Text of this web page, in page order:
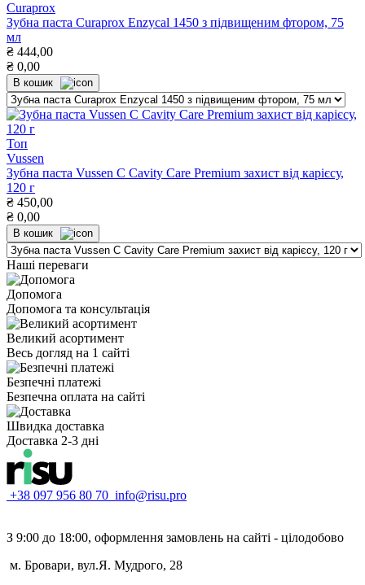
Curaprox
Зубна паста Curaprox Enzycal 1450 з підвищеним фтором, 75
мл
₴ 444,00
₴ 0,00
В кошик
Топ
Vussen
Зубна паста Vussen С Cavity Care Premium захист від карієсу,
120 г
₴ 450,00
₴ 0,00
В кошик
Наші переваги
Допомога
Допомога та консультація
Великий асортимент
Весь догляд на 1 сайті
Безпечні платежі
Безпечна оплата на сайті
Швидка доставка
Доставка 2-3 дні
+38 097 956 80 70 info@risu.pro
З 9:00 до 18:00, оформлення замовлень на сайті - цілодобово
м. Бровари, вул.Я. Мудрого, 28